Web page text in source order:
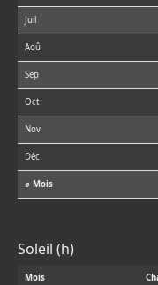
Juil
Aoû
Sep
Oct
Nov
Déc
⌀ Mois
Soleil (h)
Mois